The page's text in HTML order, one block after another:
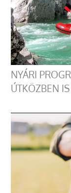
NYÁRI
ÚTKÖZBEN